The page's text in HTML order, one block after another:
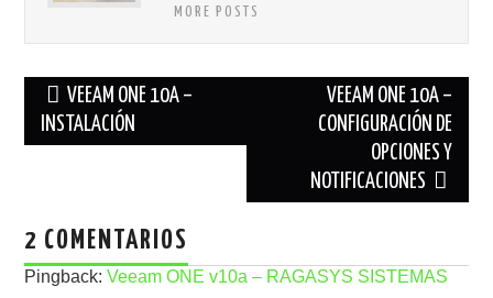
MORE POSTS
Navegación
de
VEEAM ONE 10A –
INSTALACIÓN
VEEAM ONE 10A –
CONFIGURACIÓN DE
OPCIONES Y
NOTIFICACIONES
2 COMENTARIOS
Pingback:Veeam ONE v10a – RAGASYS SISTEMAS